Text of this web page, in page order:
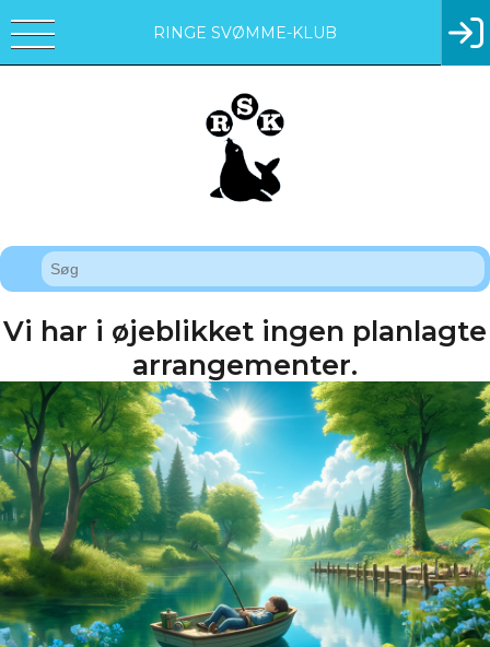
RINGE SVØMME-KLUB
Vi har i øjeblikket ingen planlagte
arrangementer.